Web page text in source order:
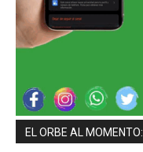
EL ORBE AL MOMENTO: